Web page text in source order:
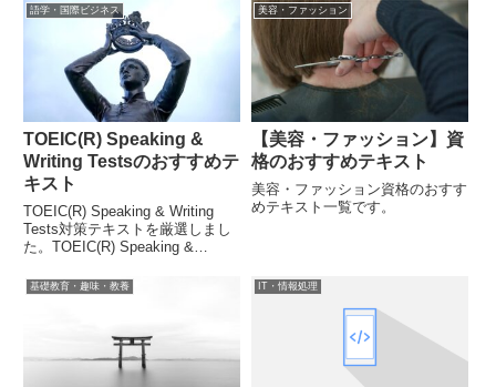
語学・国際ビジネス
TOEIC(R) Speaking &
Writing Testsのおすすめテ
キスト
TOEIC(R) Speaking & Writing
Tests対策テキストを厳選しまし
た。TOEIC(R) Speaking &
英語力を示すことが出来ます。
美容・ファッション
【美容・ファッション】資
格のおすすめテキスト
美容・ファッション資格のおすす
めテキスト一覧です。
基礎教育・趣味・教養 IT・情報処理